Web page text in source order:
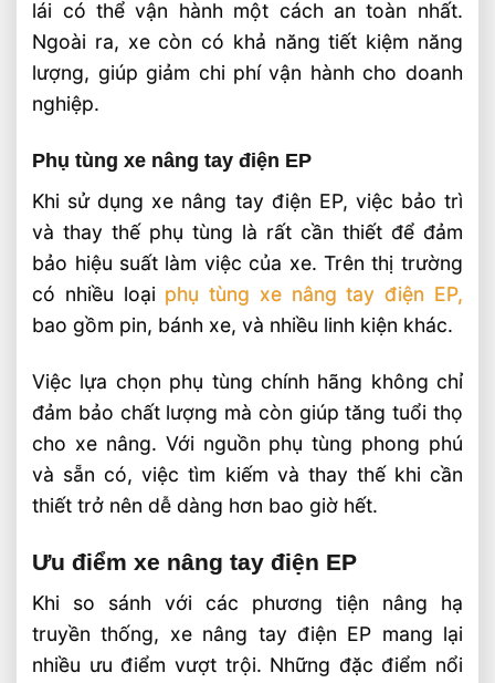
lái có thể vận hành một cách an toàn nhất.
Ngoài ra, xe còn có khả năng tiết kiệm năng
lượng, giúp giảm chi phí vận hành cho doanh
nghiệp.
Phụ tùng xe nâng tay điện EP
Khi sử dụng xe nâng tay điện EP, việc bảo trì
và thay thế phụ tùng là rất cần thiết để đảm
bảo hiệu suất làm việc của xe. Trên thị trường
có nhiều loại phụ tùng xe nâng tay điện EP,
bao gồm pin, bánh xe, và nhiều linh kiện khác.
Việc lựa chọn phụ tùng chính hãng không chỉ
đảm bảo chất lượng mà còn giúp tăng tuổi thọ
cho xe nâng. Với nguồn phụ tùng phong phú
và sẵn có, việc tìm kiếm và thay thế khi cần
thiết trở nên dễ dàng hơn bao giờ hết.
Ưu điểm xe nâng tay điện EP
Khi so sánh với các phương tiện nâng hạ
truyền thống, xe nâng tay điện EP mang lại
nhiều ưu điểm vượt trội. Những đặc điểm nổi